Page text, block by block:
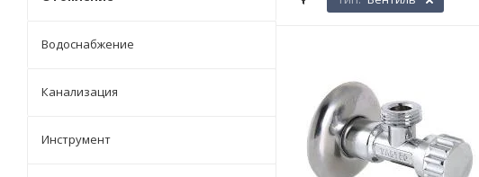
Водоснабжение
Канализация
Инструмент